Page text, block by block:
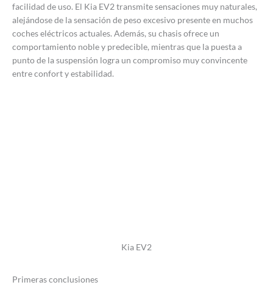
facilidad de uso. El Kia EV2 transmite sensaciones muy naturales,
alejándose de la sensación de peso excesivo presente en muchos
coches eléctricos actuales. Además, su chasis ofrece un
comportamiento noble y predecible, mientras que la puesta a
punto de la suspensión logra un compromiso muy convincente
entre confort y estabilidad.
Kia EV2
Primeras conclusiones